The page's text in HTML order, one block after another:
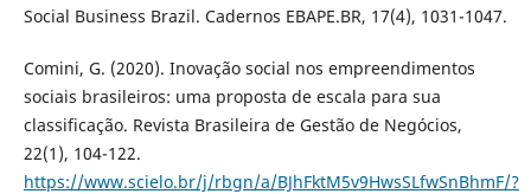
Social Business Brazil. Cadernos EBAPE.BR, 17(4), 1031-1047.
Comini, G. (2020). Inovação social nos empreendimentos
sociais brasileiros: uma proposta de escala para sua
classificação. Revista Brasileira de Gestão de Negócios,
22(1), 104-122.
https://www.scielo.br/j/rbgn/a/BJhFktM5v9HwsSLfwSnBhmF/?